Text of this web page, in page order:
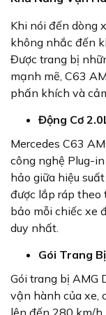
Khi nói đến dòng
không nhắc đến
Được trang bị
mạnh mẽ, C63
phấn khích và
Động Cơ
Mercedes C63
công nghệ Plug-
hảo giữa hiệu
được lắp ráp theo
bảo mỗi chiếc xe
duy nhất.
Gói Trang
Gói trang bị AMG
vận hành của xe,
lên đến 280 km/